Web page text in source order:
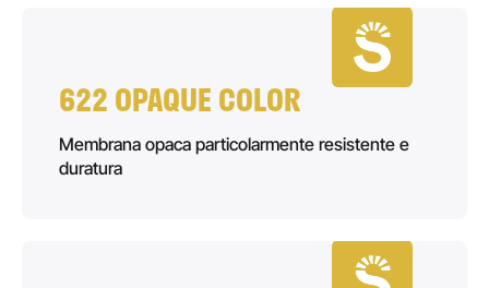
622 OPAQUE COLOR
Membrana opaca particolarmente resistente e
duratura